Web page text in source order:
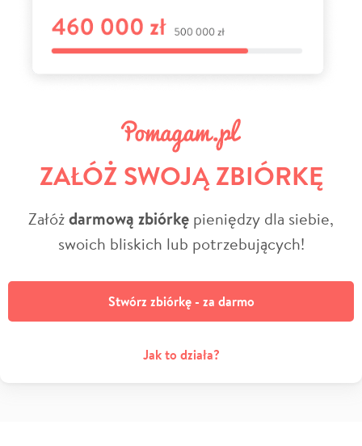
ZAŁÓŻ SWOJĄ ZBIÓRKĘ
Załóżdarmową zbiórkę pieniędzy dla siebie,
swoich bliskich lub potrzebujących!
Stwórz zbiórkę - za darmo
Jak to działa?